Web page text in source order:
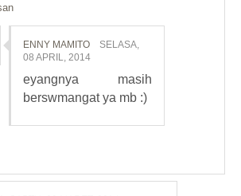
ENNY MAMITO
SELASA,
08 APRIL, 2014
eyangnya masih
berswmangat ya mb :)